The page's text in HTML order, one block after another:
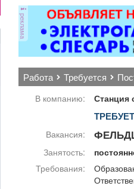
Вывоз мусора.
реклама
работа требуется
В компанию: Станция
Вакансия:
Занятость:
Требования: